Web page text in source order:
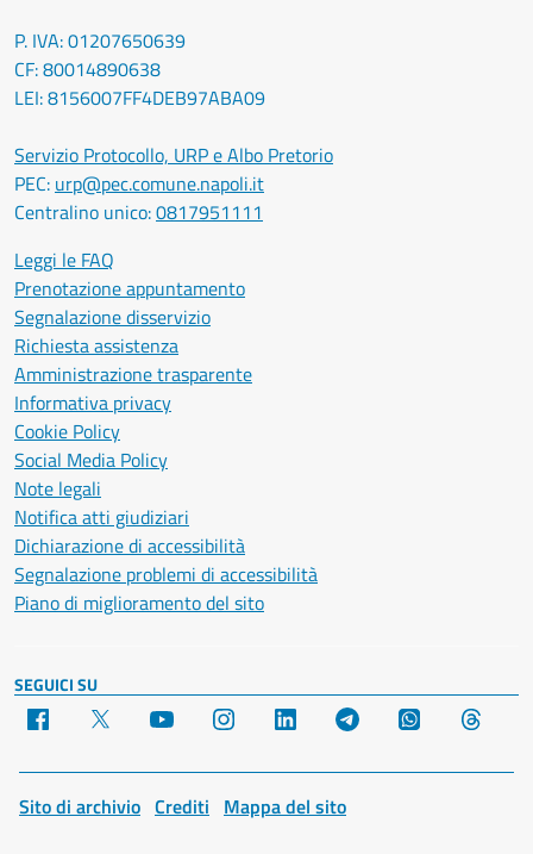
P. IVA: 01207650639
CF: 80014890638
LEI: 8156007FF4DEB97ABA09
Servizio Protocollo, URP e Albo Pretorio
PEC: urp@pec.comune.napoli.it
Centralino unico:0817951111
Leggi le FAQ
Prenotazione appuntamento
Segnalazione disservizio
Richiesta assistenza
Amministrazione trasparente
Informativa privacy
Cookie Policy
Social Media Policy
Note legali
Notifica atti giudiziari
Dichiarazione di accessibilità
Segnalazione problemi di accessibilità
Piano di miglioramento del sito
SEGUICI SU
Facebook YouTube Instagram LinkedIn Telegram WhatsApp
Sito di archivio Crediti Mappa del sito